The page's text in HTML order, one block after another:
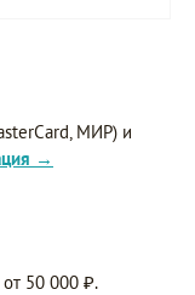
МИР) и
→
50 000 ₽.